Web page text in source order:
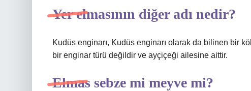
Yer elmasının diğer adı nedir?
Kudüs enginarı, Kudüs enginarı olarak da bilinen bir
bir enginar türü değildir ve ayçiçeği ailesine aittir.
Elmas sebze mi meyve mi?